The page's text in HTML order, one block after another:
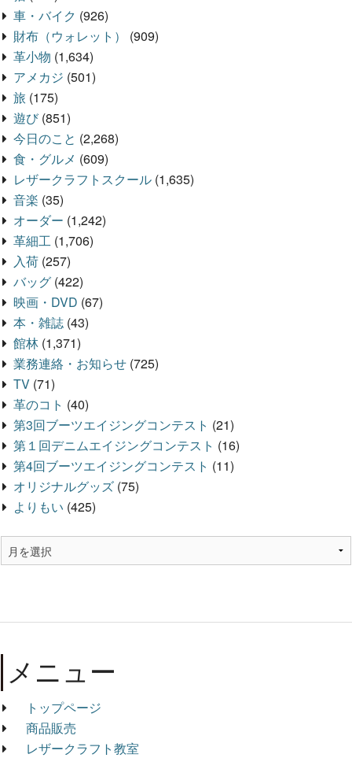
車・バイク (926)
財布（ウォレット）
(909)
革小物 (1,634)
アメカジ (501)
旅 (175)
遊び(851)
今日のこと (2,268)
食・グルメ (609)
レザークラフトスクール (1,635)
音楽 (35)
オーダー (1,242)
革細工 (1,706)
入荷 (257)
バッグ (422)
映画・DVD (67)
本・雑誌 (43)
館林 (1,371)
業務連絡・お知らせ (725)
TV (71)
革のコト (40)
第3回ブーツエイジングコンテスト (21)
第１回デニムエイジングコンテスト (16)
第4回ブーツエイジングコンテスト (11)
オリジナルグッズ (75)
よりもい (425)
メニュー
トップページ
商品販売
レザークラフト教室